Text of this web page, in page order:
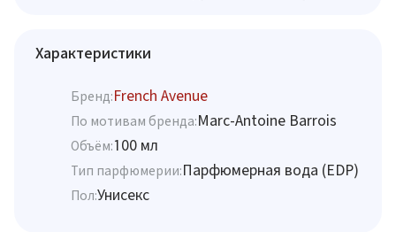
Характеристики
Бренд:French Avenue
По мотивам бренда:Marc-Antoine Barrois
Объём:100 мл
Тип парфюмерии:Парфюмерная вода (EDP)
Пол:Унисекс